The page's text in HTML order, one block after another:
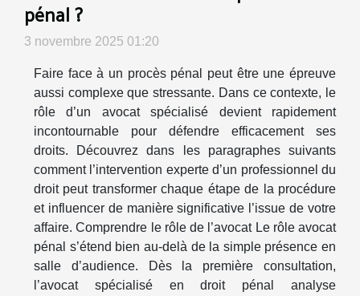
pénal ?
3 novembre 2025 01:20
Faire face à un procès pénal peut être une épreuve
aussi complexe que stressante. Dans ce contexte, le
rôle d’un avocat spécialisé devient rapidement
incontournable pour défendre efficacement ses
droits. Découvrez dans les paragraphes suivants
comment l’intervention experte d’un professionnel du
droit peut transformer chaque étape de la procédure
et influencer de manière significative l’issue de votre
affaire. Comprendre le rôle de l’avocat Le rôle avocat
pénal s’étend bien au-delà de la simple présence en
salle d’audience. Dès la première consultation,
l’avocat spécialisé en droit pénal analyse